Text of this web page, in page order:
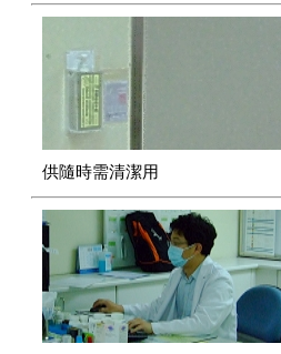
供隨時需清潔用